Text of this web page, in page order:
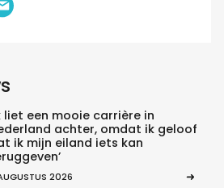
liet een mooie carrière in
achter, omdat ik geloof
ik mijn eiland iets kan
2026